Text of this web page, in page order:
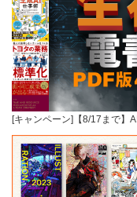
[キャンペーン]【8/17まで】